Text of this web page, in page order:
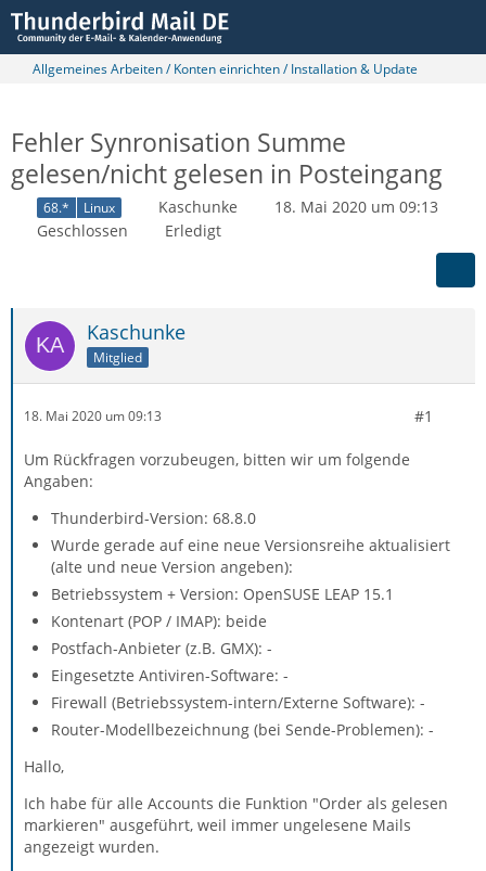
Allgemeines Arbeiten / Konten einrichten / Installation & Update
Fehler Synronisation Summe
gelesen/nicht gelesen in Posteingang
68.* Linux Kaschunke
18. Mai 2020 um 09:13
Geschlossen
Erledigt
Kaschunke
Mitglied
18. Mai 2020 um 09:13 #1
Um Rückfragen vorzubeugen, bitten wir um folgende
Angaben:
Thunderbird-Version: 68.8.0
Wurde gerade auf eine neue Versionsreihe aktualisiert
(alte und neue Version angeben):
Betriebssystem + Version: OpenSUSE LEAP 15.1
Kontenart (POP / IMAP): beide
Postfach-Anbieter (z.B. GMX): -
Eingesetzte Antiviren-Software: -
Firewall (Betriebssystem-intern/Externe Software): -
Router-Modellbezeichnung (bei Sende-Problemen): -
Hallo,
Ich habe für alle Accounts die Funktion "Order als gelesen
markieren" ausgeführt, weil immer ungelesene Mails
angezeigt wurden.